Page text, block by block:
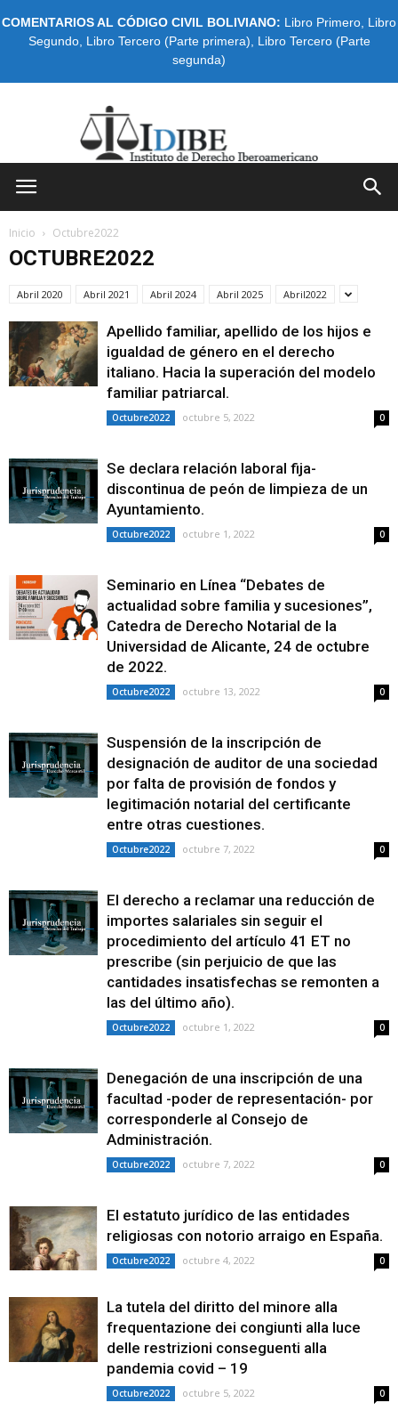
COMENTARIOS AL CÓDIGO CIVIL BOLIVIANO: Libro Primero Libro
Segundo, Libro Tercero (Parte primera)
Libro Tercero (Parte
segunda)
Inicio Octubre2022
OCTUBRE2022
Abril 2020 Abril 2021 Abril 2024 Abril 2025 Abril2022
Apellido familiar, apellido de los hijos e
igualdad de género en el derecho
italiano. Hacia la superación del modelo
familiar patriarcal.
Octubre2022 octubre 5, 2022 0
Se declara relación laboral fija-
discontinua de peón de limpieza de un
Ayuntamiento.
Octubre2022 octubre 1, 2022 0
Seminario en Línea “Debates de
actualidad sobre familia y sucesiones”,
Catedra de Derecho Notarial de la
Universidad de Alicante, 24 de octubre
de 2022.
Octubre2022 octubre 13, 2022 0
Suspensión de la inscripción de
designación de auditor de una sociedad
por falta de provisión de fondos y
legitimación notarial del certificante
entre otras cuestiones.
Octubre2022 octubre 7, 2022 0
El derecho a reclamar una reducción de
importes salariales sin seguir el
procedimiento del artículo 41 ET no
prescribe (sin perjuicio de que las
cantidades insatisfechas se remonten a
las del último año).
Octubre2022 octubre 1, 2022 0
Denegación de una inscripción de una
facultad -poder de representación- por
corresponderle al Consejo de
Administración.
Octubre2022 octubre 7, 2022 0
El estatuto jurídico de las entidades
religiosas con notorio arraigo en España.
Octubre2022 octubre 4, 2022 0
La tutela del diritto del minore alla
frequentazione dei congiunti alla luce
delle restrizioni conseguenti alla
pandemia covid – 19
Octubre2022 octubre 5, 2022 0